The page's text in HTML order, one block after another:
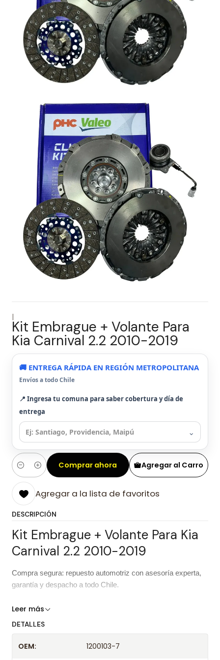
|
Kit Embrague + Volante Para
Kia Carnival 2.2 2010-2019
🚚 ENTREGA RÁPIDA EN REGIÓN METROPOLITANA
Envíos a todo Chile
📍 Ingresa tu comuna para saber cobertura y día de
entrega
⌄
Cantidad
Agregar al Carro
Comprar ahora
Agregar a la lista de favoritos
DESCRIPCIÓN
Kit Embrague + Volante Para Kia
Carnival 2.2 2010-2019
Compra segura: repuesto automotriz con asesoría experta,
garantía y despacho a todo Chile.
Características del repuesto
Carnival 2.2 2010-2019
Leer más
DETALLES
OEM: 1200103-7